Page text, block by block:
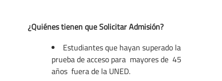
¿Quiénes tienen que Solicitar Admisión?
Estudiantes que hayan superado la
prueba de acceso para mayores de 45
años fuera de la UNED.